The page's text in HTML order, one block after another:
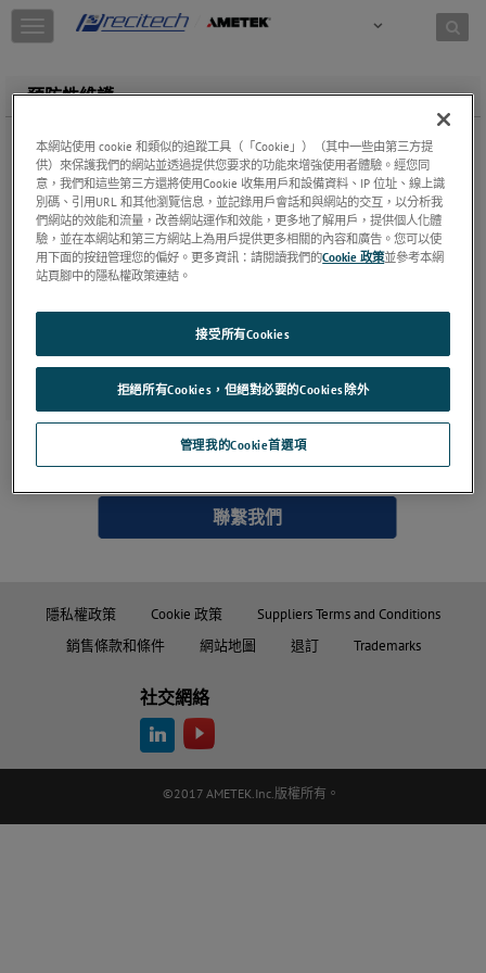
Skip to content
T
o
g
n
a
v
g
a
t
o
預防性維護
AMECare服務合約是一種維護系統完整性的積極方案，其專門用於
幫助您保持PRECITECH設備以最佳性能運行。AMEcare 確保定期的
重要保養與備份使設備使用週期最大化許多客戶都採用我們經濟實
惠的年度預防性維護服務。我們提供標準和定制計劃，以適應客戶
在社交媒體上分享
聯繫我們
隱私權政策 Cookie 政策
Suppliers Terms and Conditions
銷售條款和條件
網站地圖 退訂 Trademarks
社交網絡
©2017 AMETEK.Inc.版權所有。
本網站使用 cookie 和類似的追蹤工具（「Cookie」）（其中一些由第三方提
供）來保護我們的網站並透過提供您要求的功能來增強使用者體驗。經您同
意，我們和這些第三方還將使用Cookie 收集用戶和設備資料、IP 位址、線上識
別碼、引用URL 和其他瀏覽信息，並記錄用戶會話和與網站的交互，以分析我
們網站的效能和流量，改善網站運作和效能，更多地了解用戶，提供個人化體
驗，並在本網站和第三方網站上為用戶提供更多相關的內容和廣告。您可以使
用下面的按鈕管理您的偏好。更多資訊：請閱讀我們的Cookie 政策並參考本網
站頁腳中的隱私權政策連結。
管理我的Cookie首選項
拒絕所有Cookies，但絕對必要的Cookies除外
接受所有Cookies